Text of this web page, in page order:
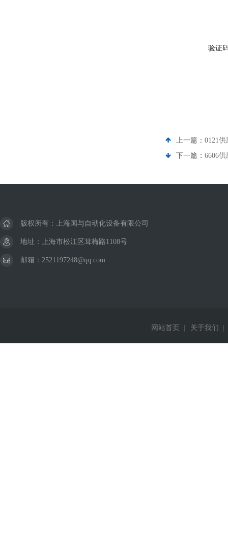
验证
上一篇： 0121
下一篇： 6606
版权所有：上海国与自动化设备有限公司
地址：上海市松江区茸梅路1108号
邮箱：2521197248@qq.com
网站首页 关于我们